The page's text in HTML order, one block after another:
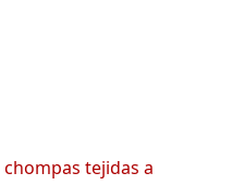
chompas tejidas a